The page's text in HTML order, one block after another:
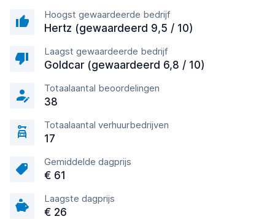
Hoogst gewaardeerde bedrijf
Hertz (gewaardeerd 9,5 / 10)
Laagst gewaardeerde bedrijf
Goldcar (gewaardeerd 6,8 / 10)
Totaalaantal beoordelingen
38
Totaalaantal verhuurbedrijven
17
Gemiddelde dagprijs
€ 61
Laagste dagprijs
€ 26